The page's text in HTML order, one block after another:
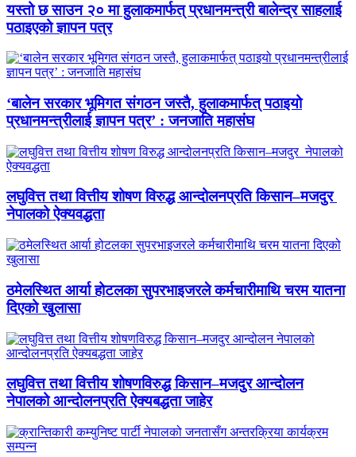
यस्तो छ साउन २० मा हुलाकमार्फत् प्रधानमन्त्री बालेन्द्र साहलाई
पठाइएको ज्ञापन पत्र
‘बालेन सरकार भूमिगत संगठन जस्तै, हुलाकमार्फत् पठाइयो
प्रधानमन्त्रीलाई ज्ञापन पत्र’ : जनजाति महासंघ
लघुवित्त तथा वित्तीय शोषण विरुद्ध आन्दोलनप्रति किसान–मजदुर
नेपालको ऐक्यवद्धता
ठमेलस्थित आर्या होटलका सुपरभाइजरले कर्मचारीमाथि चरम यातना
दिएको खुलासा
लघुवित्त तथा वित्तीय शोषणविरुद्ध किसान–मजदुर आन्दोलन
नेपालको आन्दोलनप्रति ऐक्यबद्धता जाहेर